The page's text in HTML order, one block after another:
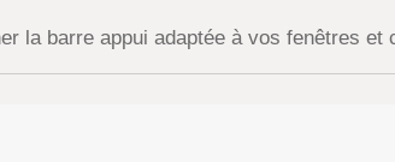
la barre appui adaptée à vos fenêtres et